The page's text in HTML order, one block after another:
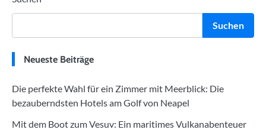
Suchen
Neueste Beiträge
Die perfekte Wahl für ein Zimmer mit Meerblick: Die
bezauberndsten Hotels am Golf von Neapel
Mit dem Boot zum Vesuv: Ein maritimes Vulkanabenteuer